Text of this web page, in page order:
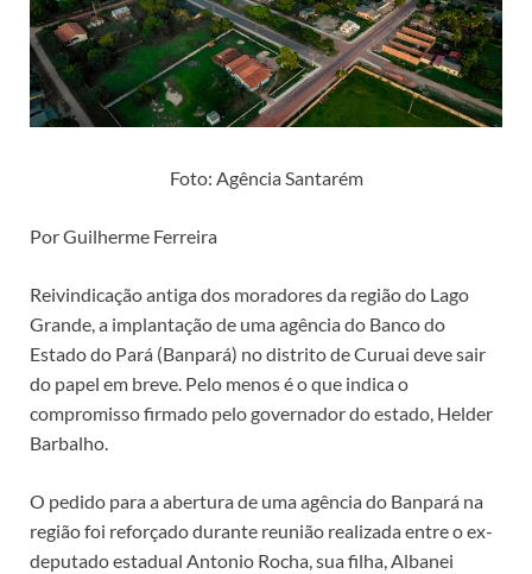
Foto: Agência Santarém
Por Guilherme Ferreira
Reivindicação antiga dos moradores da região do Lago
Grande, a implantação de uma agência do Banco do
Estado do Pará (Banpará) no distrito de Curuai deve sair
do papel em breve. Pelo menos é o que indica o
compromisso firmado pelo governador do estado, Helder
Barbalho.
O pedido para a abertura de uma agência do Banpará na
região foi reforçado durante reunião realizada entre o ex-
deputado estadual Antonio Rocha, sua filha, Albanei